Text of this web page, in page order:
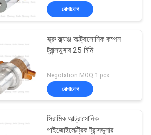
যোগাযোগ
স্ক্রু ফ্ল্যাঞ্জ আল্ট্রাসোনিক কম্পন
ট্রান্সডুসার 25 মিমি
Negotation MOQ:1 pcs
যোগাযোগ
সিরামিক আল্ট্রাসোনিক
পাইজোইলেক্ট্রিক ট্রান্সডুসার